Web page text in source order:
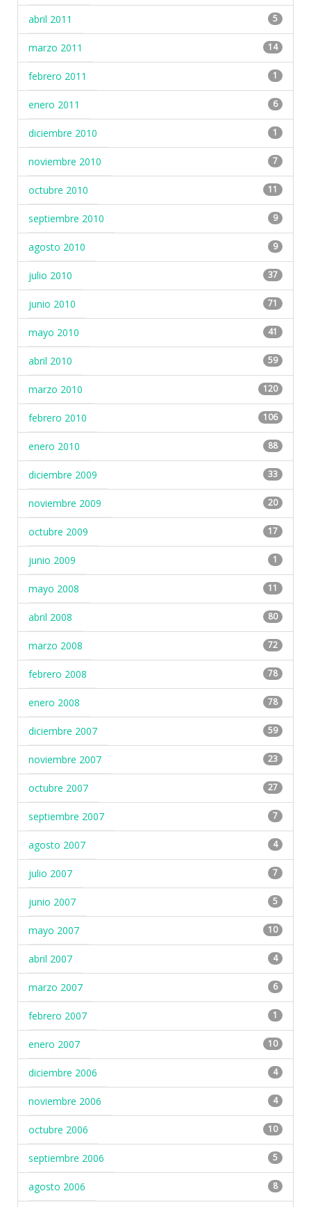
abril 2011 5
marzo 2011 14
febrero 2011 1
enero 2011 6
diciembre 2010 1
noviembre 2010 7
octubre 2010 11
septiembre 2010 9
agosto 2010 9
julio 2010 37
junio 2010 71
mayo 2010 41
abril 2010 59
marzo 2010 120
febrero 2010 106
enero 2010 88
diciembre 2009 33
noviembre 2009 20
octubre 2009 17
junio 2009 1
mayo 2008 11
abril 2008 80
marzo 2008 72
febrero 2008 78
enero 2008 78
diciembre 2007 59
noviembre 2007 23
octubre 2007 27
septiembre 2007 7
agosto 2007 4
julio 2007 7
junio 2007 5
mayo 2007 10
abril 2007 4
marzo 2007 6
febrero 2007 1
enero 2007 10
diciembre 2006 4
noviembre 2006 4
octubre 2006 10
septiembre 2006 5
agosto 2006 8